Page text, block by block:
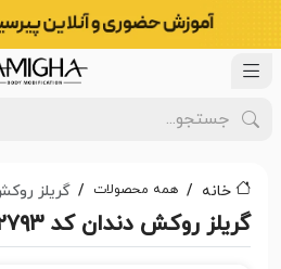
خانه همه محصولات گریلز روکش
گریلز روکش دندان کد ۲۷۹۳